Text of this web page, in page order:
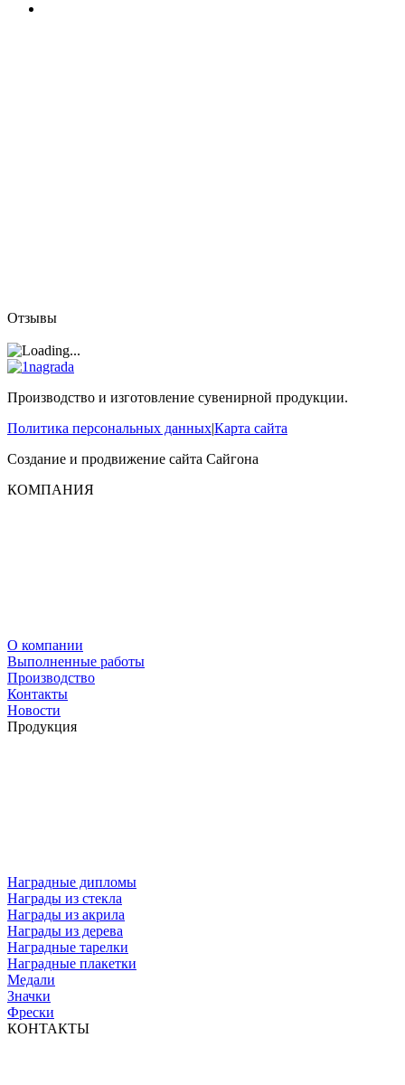
Отзывы
Производство и изготовление сувенирной продукции.
Политика персональных данных|Карта сайта
Создание и продвижение сайта Сайгона
КОМПАНИЯ
О компании
Выполненные работы
Производство
Контакты
Новости
Продукция
Наградные дипломы
Награды из стекла
Награды из акрила
Награды из дерева
Наградные тарелки
Наградные плакетки
Медали
Значки
Фрески
КОНТАКТЫ